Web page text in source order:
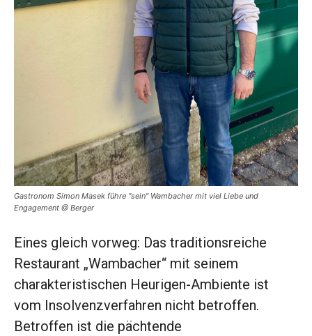
Gastronom Simon Masek führe "sein" Wambacher mit viel Liebe und
Engagement @ Berger
Eines gleich vorweg: Das traditionsreiche
Restaurant „Wambacher“ mit seinem
charakteristischen Heurigen-Ambiente ist
vom Insolvenzverfahren nicht betroffen.
Betroffen ist die pächtende